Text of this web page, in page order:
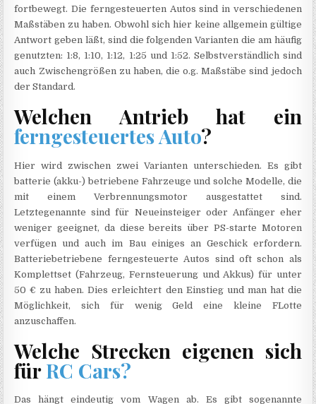
fortbewegt. Die ferngesteuerten Autos sind in verschiedenen
Maßstäben zu haben. Obwohl sich hier keine allgemein gültige
Antwort geben läßt, sind die folgenden Varianten die am häufig
genutzten: 1:8, 1:10, 1:12, 1:25 und 1:52. Selbstverständlich sind
auch Zwischengrößen zu haben, die o.g. Maßstäbe sind jedoch
der Standard.
Welchen Antrieb hat ein
ferngesteuertes Auto?
Hier wird zwischen zwei Varianten unterschieden. Es gibt
batterie (akku-) betriebene Fahrzeuge und solche Modelle, die
mit einem Verbrennungsmotor ausgestattet sind.
Letztegenannte sind für Neueinsteiger oder Anfänger eher
weniger geeignet, da diese bereits über PS-starte Motoren
verfügen und auch im Bau einiges an Geschick erfordern.
Batteriebetriebene ferngesteuerte Autos sind oft schon als
Komplettset (Fahrzeug, Fernsteuerung und Akkus) für unter
50 € zu haben. Dies erleichtert den Einstieg und man hat die
Möglichkeit, sich für wenig Geld eine kleine FLotte
anzuschaffen.
Welche Strecken eigenen sich
fürRC Cars?
Das hängt eindeutig vom Wagen ab. Es gibt sogenannte